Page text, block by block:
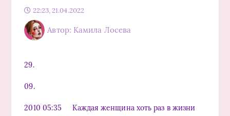
22:23, 21.04.2022
Автор: Камила Лосева
29.
09.
2010 05:35 Каждая женщина хоть раз в жизни